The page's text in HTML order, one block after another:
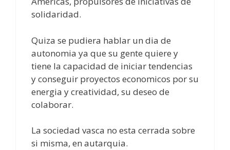
solidaridad.
Quiza se pudiera hablar un dia de
autonomia ya que su gente quiere y
tiene la capacidad de iniciar tendencias
y conseguir proyectos economicos por su
energia y creatividad, su deseo de
colaborar.
La sociedad vasca no esta cerrada sobre
si misma, en autarquia.